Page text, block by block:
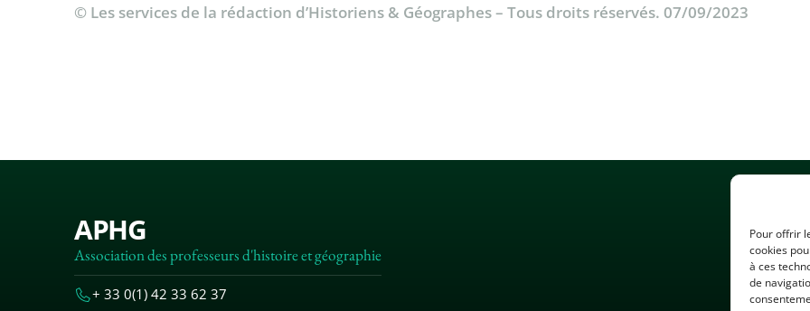
Pour offrir
cookies
à ces
de
© Les services de la rédaction d’Historiens & Géographes – Tous droits réservés. 07/09/2023
APHG
Association des professeurs d'histoire et géographie
+ 33 0(1) 42 33 62 37